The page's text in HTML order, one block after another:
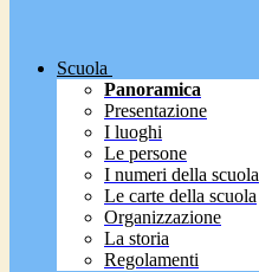
Scuola
Panoramica
Presentazione
I luoghi
Le persone
I numeri della scuola
Le carte della scuola
Organizzazione
La storia
Regolamenti